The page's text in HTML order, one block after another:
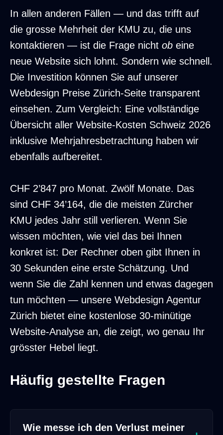
In allen anderen Fällen — und das trifft auf
die grosse Mehrheit der KMU zu, die uns
kontaktieren — ist die Frage nicht ob eine
neue Website sich lohnt. Sondern wie schnell.
Die Investition können Sie auf unserer
Webdesign Preise Zürich-Seite transparent
einsehen. Zum Vergleich: Eine vollständige
Übersicht aller Website-Kosten Schweiz 2026
inklusive Mehrjahresbetrachtung haben wir
ebenfalls aufbereitet.
CHF 2’847 pro Monat. Zwölf Monate. Das
sind CHF 34’164, die die meisten Zürcher
KMU jedes Jahr still verlieren. Wenn Sie
wissen möchten, wie viel das bei Ihnen
konkret ist: Der Rechner oben gibt Ihnen in
30 Sekunden eine erste Schätzung. Und
wenn Sie die Zahl kennen und etwas dagegen
tun möchten — unsere Webdesign Agentur
Zürich bietet eine kostenlose 30-minütige
Website-Analyse an, die zeigt, wo genau Ihr
grösster Hebel liegt.
Häufig gestellte Fragen
Wie messe ich den Verlust meiner